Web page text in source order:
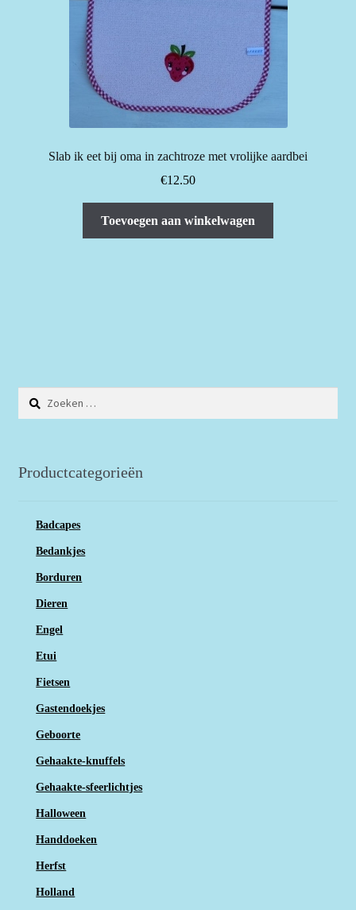
Slab ik eet bij oma in zachtroze met vrolijke aardbei
€12.50
Toevoegen aan winkelwagen
Zoeken
naar:
Productcategorieën
Badcapes
Bedankjes
Borduren
Dieren
Engel
Etui
Fietsen
Gastendoekjes
Geboorte
Gehaakte-knuffels
Gehaakte-sfeerlichtjes
Halloween
Handdoeken
Herfst
Holland